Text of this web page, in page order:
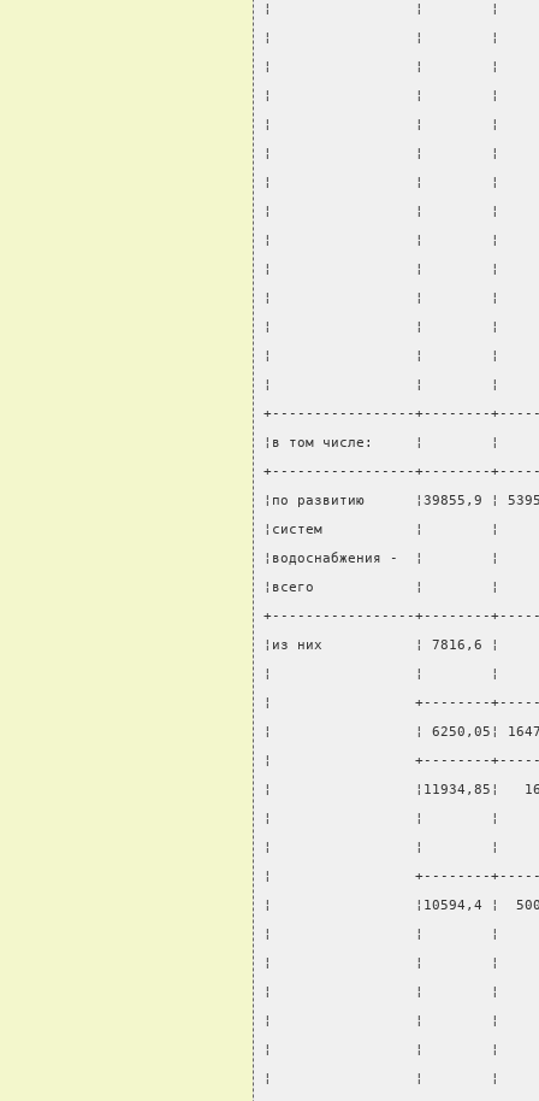
¦                 ¦        ¦
¦                 ¦        ¦
¦                 ¦        ¦
¦                 ¦        ¦
¦                 ¦        ¦
¦                 ¦        ¦
¦                 ¦        ¦
¦                 ¦        ¦
¦                 ¦        ¦
¦                 ¦        ¦
¦                 ¦        ¦
¦                 ¦        ¦
¦                 ¦        ¦
¦                 ¦        ¦
+-----------------+--------
¦в том числе:     ¦
+-----------------+--------
¦по развитию      ¦39855,9 ¦
¦систем           ¦
¦водоснабжения -  ¦
¦всего            ¦        ¦
+-----------------+--------
¦из них           ¦ 7816,6 ¦     -
¦                 ¦        ¦
¦                 +--------
¦                 ¦ 6250,05¦ 1647,3
¦                 +--------
¦                 ¦11934,85¦
¦                 ¦        ¦
¦                 ¦        ¦
¦                 +--------
¦                 ¦10594,4 ¦
¦                 ¦        ¦
¦                 ¦        ¦
¦                 ¦        ¦
¦                 ¦        ¦
¦                 ¦        ¦
¦                 ¦        ¦